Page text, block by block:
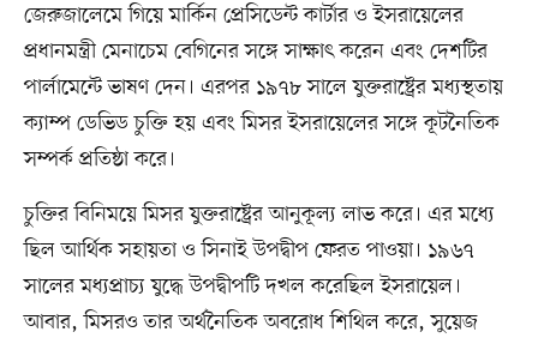
জেরুজালেমে গিয়ে মার্কিন প্রেসিডেন্ট কার্টার ও ইসরায়েলের
প্রধানমন্ত্রী মেনাচেম বেগিনের সঙ্গে সাক্ষাৎ করেন এবং দেশটির
পার্লামেন্টে ভাষণ দেন। এরপর ১৯৭৮ সালে যুক্তরাষ্ট্রের মধ্যস্থতায়
ক্যাম্প ডেভিড চুক্তি হয় এবং মিসর ইসরায়েলের সঙ্গে কূটনৈতিক
সম্পর্ক প্রতিষ্ঠা করে।
চুক্তির বিনিময়ে মিসর যুক্তরাষ্ট্রের আনুকূল্য লাভ করে। এর মধ্যে
ছিল আর্থিক সহায়তা ও সিনাই উপদ্বীপ ফেরত পাওয়া। ১৯৬৭
সালের মধ্যপ্রাচ্য যুদ্ধে উপদ্বীপটি দখল করেছিল ইসরায়েল।
আবার, মিসরও তার অর্থনৈতিক অবরোধ শিথিল করে, সুয়েজ